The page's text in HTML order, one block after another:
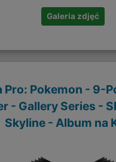
Galeria zdjęć
Pro: Pokemon - 9-
- Gallery Series -
Skyline - Album na